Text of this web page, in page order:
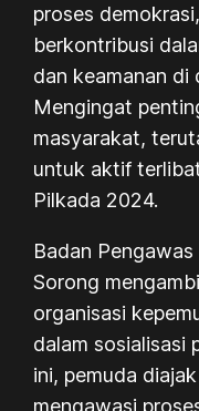
proses
berkontribusi
dan keamanan di
Mengingat
masyarakat,
untuk aktif
Pilkada 2024.
Badan
Sorong
organisasi
dalam sosialisasi
ini, pemuda
mengawasi